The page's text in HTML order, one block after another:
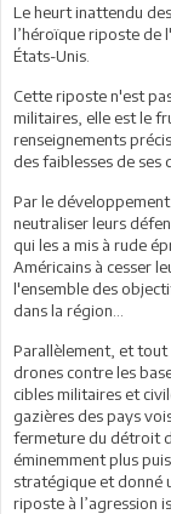
Le heurt inattendu
l’héroïque riposte de
États-Unis.
Cette riposte n'est
militaires, elle est le
renseignements
des faiblesses de ses
Par le
neutraliser leurs
qui les a mis à rude
Américains à cesser
l'ensemble des
dans la région…
Parallèlement, et tout
drones contre les
cibles militaires et
gazières des pays
fermeture du détroit
éminemment plus
stratégique et donné
riposte à l’agression